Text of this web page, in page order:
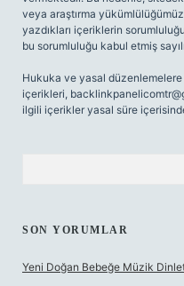
veya araştırma
yazdıkları içeriklerin
bu sorumluluğu kabul etmiş
Hukuka ve yasal düzenlemelere
içerikleri,
ilgili içerikler yasal süre
SON YORUMLAR
Yeni Doğan Bebeğe Müzik